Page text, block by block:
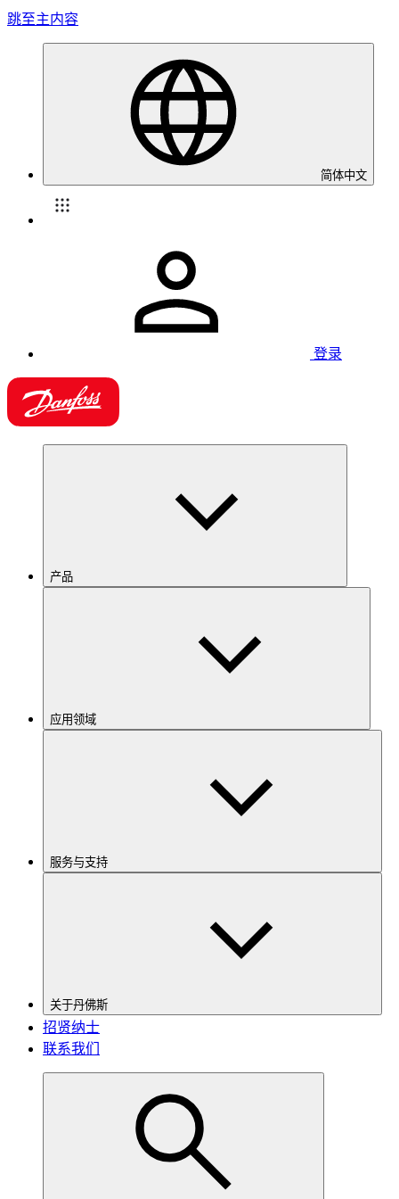
跳至主内容
简体中文
登录
产品
应用领域
服务与支持
关于丹佛斯
招贤纳士
联系我们